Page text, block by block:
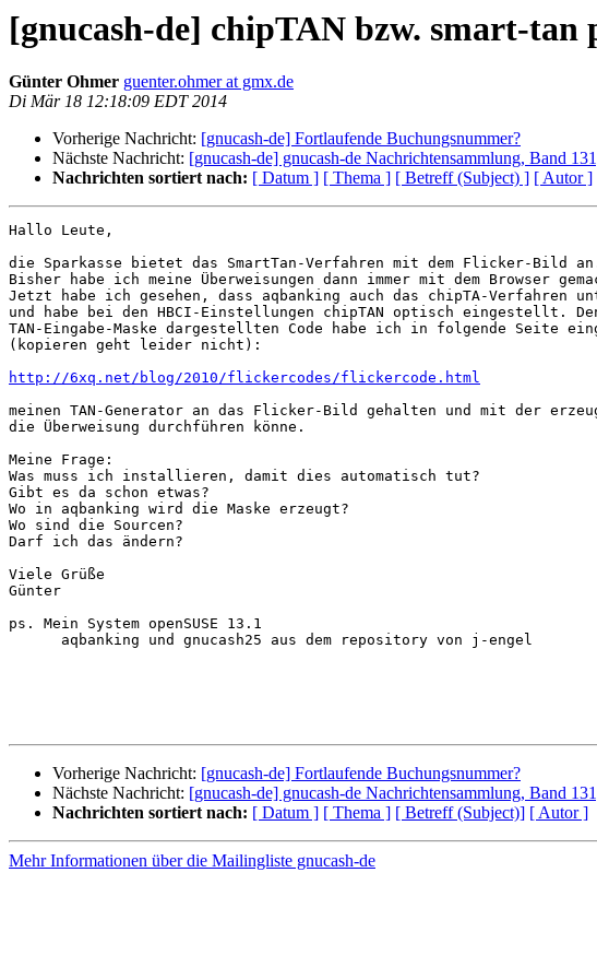
[gnucash-de] chipTAN bzw. smart-
Günter Ohmer guenter.ohmer at gmx.de
Di Mär 18 12:18:09 EDT 2014
Vorherige Nachricht: [gnucash-de] Fortlaufende Buchungsnummer?
Nächste Nachricht: [gnucash-de] gnucash-de Nachrichtensammlung, Band
Nachrichten sortiert nach: [ Datum ] [ Thema ] [ Betreff (Subject) ] [ Autor ]
Hallo Leute,
die Sparkasse bietet das SmartTan-Verfahren mit dem Flicker-Bild
Bisher habe ich meine Überweisungen dann immer mit dem Browser
Jetzt habe ich gesehen, dass aqbanking auch das chipTA-Verfahren
und habe bei den HBCI-Einstellungen chipTAN optisch eingestellt.
TAN-Eingabe-Maske dargestellten Code habe ich in folgende Seite
(kopieren geht leider nicht):
http://6xq.net/blog/2010/flickercodes/flickercode.html
meinen TAN-Generator an das Flicker-Bild gehalten und mit der
die Überweisung durchführen könne.
Meine Frage:
Was muss ich installieren, damit dies automatisch tut?
Gibt es da schon etwas?
Wo in aqbanking wird die Maske erzeugt?
Wo sind die Sourcen?
Darf ich das ändern?
Viele Grüße
Günter
ps. Mein System openSUSE 13.1
Vorherige Nachricht: [gnucash-de] Fortlaufende Buchungsnummer?
Nächste Nachricht: [gnucash-de] gnucash-de Nachrichtensammlung, Band
Nachrichten sortiert nach: [ Datum ] [ Thema ] [ Betreff (Subject)] [ Autor ]
Mehr Informationen über die Mailingliste gnucash-de